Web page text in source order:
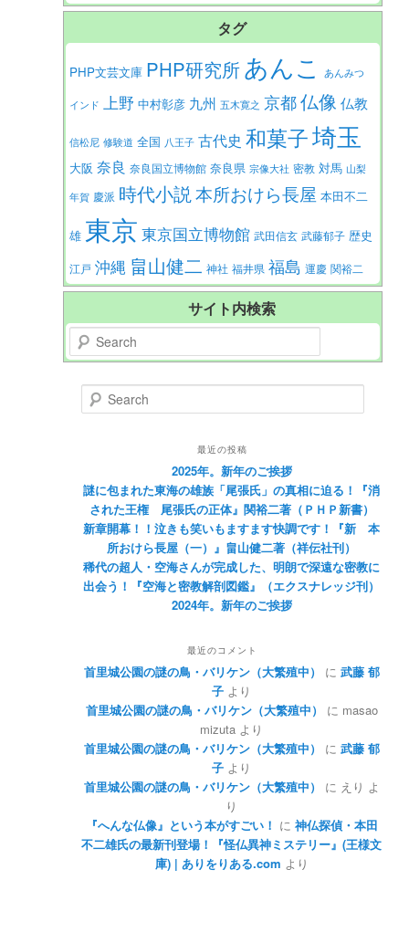
タグ
PHP文芸文庫 PHP研究所あんこ あんみつ
インド 上野 中村彰彦 九州 五木寛之 京都仏像 仏教
信松尼 修験道 全国 八王子 古代史 和菓子埼玉
大阪 奈良 奈良国立博物館 奈良県 宗像大社 密教 対馬 山梨
年賀 慶派 時代小説 本所おけら長屋 本田不二
雄 東京 東京国立博物館 武田信玄 武藤郁子 歴史
江戸 沖縄 畠山健二 神社 福井県 福島 運慶 関裕二
サイト内検索
Search
Search
最近の投稿
2025年。新年のご挨拶
謎に包まれた東海の雄族「尾張氏」の真相に迫る！『消
された王権 尾張氏の正体』関裕二著（ＰＨＰ新書）
新章開幕！！泣きも笑いもますます快調です！『新 本
所おけら長屋（一）』畠山健二著（祥伝社刊）
稀代の超人・空海さんが完成した、明朗で深遠な密教に
出会う！『空海と密教解剖図鑑』（エクスナレッジ刊）
2024年。新年のご挨拶
最近のコメント
首里城公園の謎の鳥・バリケン（大繁殖中） に 武藤 郁
子 より
首里城公園の謎の鳥・バリケン（大繁殖中）
に masao
mizuta より
首里城公園の謎の鳥・バリケン（大繁殖中）
に 武藤 郁
子 より
首里城公園の謎の鳥・バリケン（大繁殖中）
に えり よ
り
『へんな仏像』という本がすごい！ に 神仏探偵・本田
不二雄氏の最新刊登場！『怪仏異神ミステリー』(王様文
庫) | ありをりある.com より